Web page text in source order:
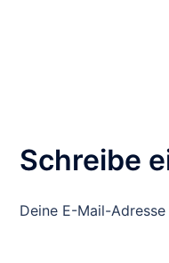
Schreibe
Deine E-Mail-